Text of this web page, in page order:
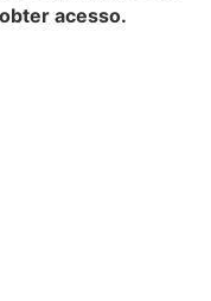
acesso.